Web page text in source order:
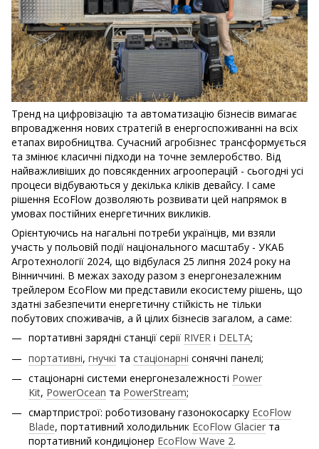
Тренд на цифровізацію та автоматизацію бізнесів вимагає
впровадження нових стратегій в енергоспоживанні на всіх
етапах виробництва. Сучасний агробізнес трансформується
та змінює класичні підходи на точне землеробство. Від
найважливіших до повсякденних агрооперацій - сьогодні усі
процеси відбуваються у декілька кліків девайсу. І саме
рішення EcoFlow дозволяють розвивати цей напрямок в
умовах постійних енергетичних викликів.
Орієнтуючись на нагальні потреби українців, ми взяли
участь у польовій події національного масштабу - УКАБ
Агротехнології 2024, що відбулася 25 липня 2024 року на
Вінниччині. В межах заходу разом з енергонезалежним
трейлером EсоFlow ми представили екосистему рішень, що
здатні забезпечити енергетичну стійкість не тільки
побутових споживачів, а й цілих бізнесів загалом, а саме:
портативні зарядні станції серії RIVER і DELTA;
портативні, гнучкі та стаціонарні сонячні панелі;
стаціонарні системи енергонезалежності Power
Kit, PowerOcean та PowerStream;
смартпристрої: роботизовану газонокосарку EcoFlow
Blade, портативний холодильник EcoFlow Glacier та
портативний кондиціонер EcoFlow Wave 2.